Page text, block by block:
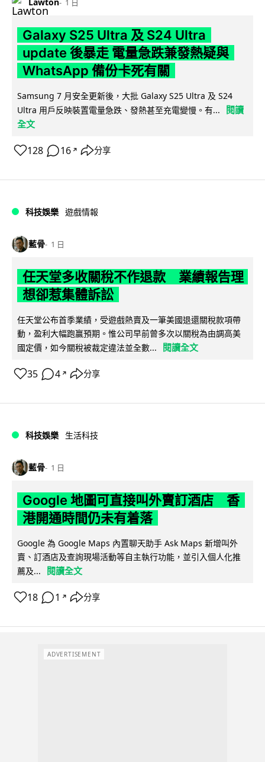
1 日
Galaxy S25 Ultra 及 S24 Ultra
update 後暴走 電量急跌兼發熱疑與
WhatsApp 備份卡死有關
Samsung 7 月安全更新後，大批 Galaxy S25 Ultra 及 S24
Ultra 用戶反映裝置電量急跌、發熱甚至充電變慢。有...
閱讀
全文
128 16 ↗ 分享
科技娛樂 遊戲情報
藍骨 1 日
任天堂多收關稅不作退款 業績報告理
想卻惹集體訴訟
任天堂公布首季業績，受遊戲熱賣及一筆美國退還關稅款項帶
動，盈利大幅跑贏預期。惟公司早前曾多次以關稅為由調高美
國定價，如今關稅被裁定違法並全數...
閱讀全文
35 4 ↗ 分享
科技娛樂 生活科技
藍骨 1 日
Google 地圖可直接叫外賣訂酒店 香
港開通時間仍未有着落
Google 為 Google Maps 內置聊天助手 Ask Maps 新增叫外
賣、訂酒店及查詢現場活動等自主執行功能，並引入個人化推
薦及...
閱讀全文
18 1 ↗ 分享
ADVERTISEMENT